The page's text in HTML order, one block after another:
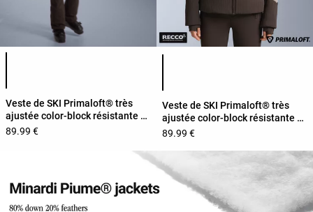
Liste des couleurs du produit
Veste de SKI Primaloft® très
ajustée color-block résistante à
l'eau
89.99 €
Veste de SKI Primaloft® très
ajustée color-block résistante à
l'eau
89.99 €